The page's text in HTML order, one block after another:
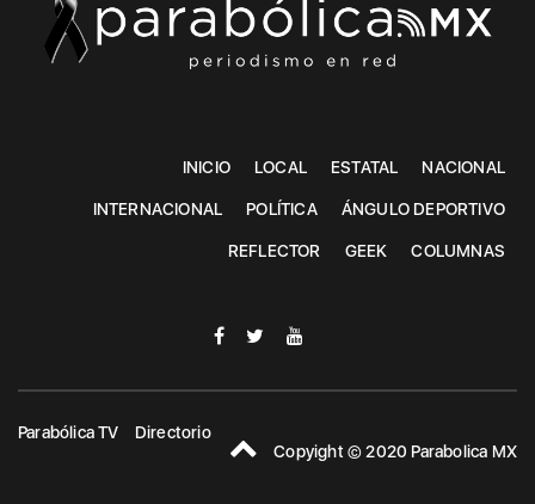
INICIO LOCAL ESTATAL NACIONAL
INTERNACIONAL POLÍTICA ÁNGULO DEPORTIVO
REFLECTOR GEEK COLUMNAS
Parabólica TV
Directorio
Copyight © 2020 Parabolica MX